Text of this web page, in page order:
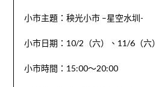
小市主題：秧光小市 –星空水圳-
小市日期： 10/2 （六）、 11/6（六）
小市時間： 15:00～20:00